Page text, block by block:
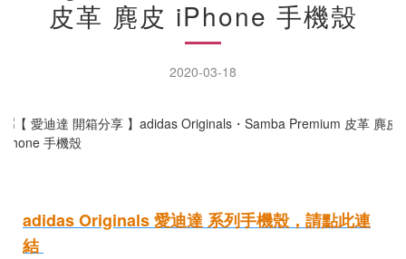
皮革 麂皮 iPhone 手機殼
2020-03-18
adidas Originals 愛迪達系列手機殼，請點此連
結